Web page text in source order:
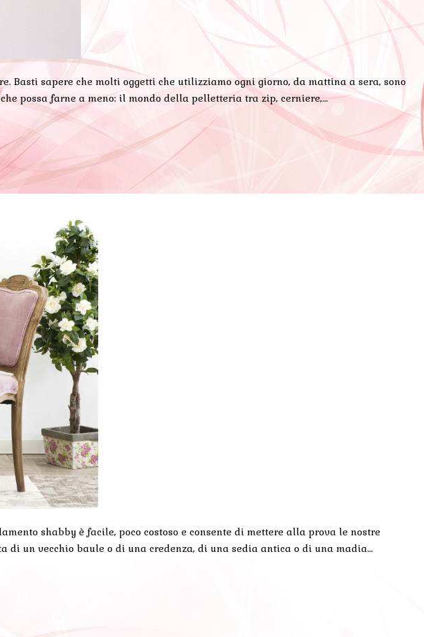
Basti sapere che molti oggetti che utilizziamo ogni giorno, da mattina a sera, sono
possa farne a meno: il mondo della pelletteria tra zip, cerniere,…
shabby è facile, poco costoso e consente di mettere alla prova le nostre
un vecchio baule o di una credenza, di una sedia antica o di una madia…